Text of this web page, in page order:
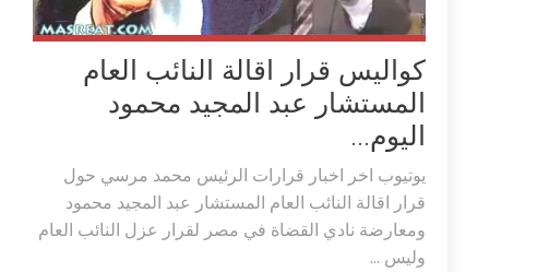
كواليس قرار اقالة النائب العام
المستشار عبد المجيد محمود
اليوم...
يوتيوب اخر اخبار قرارات الرئيس محمد مرسي حول
قرار اقالة النائب العام المستشار عبد المجيد محمود
ومعارضة نادي القضاة في مصر لقرار عزل النائب العام
وليس ...